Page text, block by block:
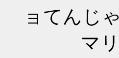
ョてんじ
マリ